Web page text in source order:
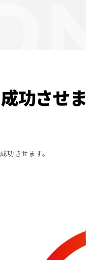
功させ
功させます。